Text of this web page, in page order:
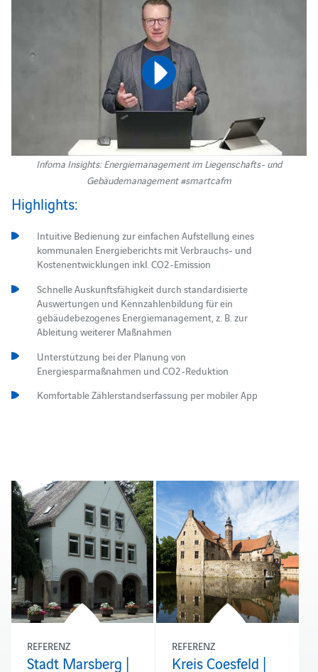
Infoma Insights: Energiemanagement im Liegenschafts- und
Gebäudemanagement #smartcafm
Highlights:
Intuitive Bedienung zur einfachen Aufstellung eines
kommunalen Energieberichts mit Verbrauchs- und
Kostenentwicklungen inkl. CO2-Emission
Schnelle Auskunftsfähigkeit durch standardisierte
Auswertungen und Kennzahlenbildung für ein
gebäudebezogenes Energiemanagement, z. B. zur
Ableitung weiterer Maßnahmen
Unterstützung bei der Planung von
Energiesparmaßnahmen und CO2-Reduktion
Komfortable Zählerstandserfassung per mobiler App
REFERENZ
Stadt Marsberg |
REFERENZ
Kreis Coesfeld |